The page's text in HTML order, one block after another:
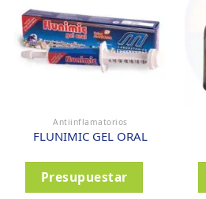
Antiinflamatorios
FLUNIMIC GEL ORAL
Presupuestar